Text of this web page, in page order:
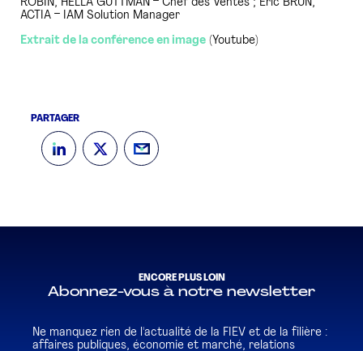
ROBIN, HELLA GUTTMAN – Chef des Ventes ; Eric BRUN,
ACTIA – IAM Solution Manager
Extrait de la conférence en image (Youtube)
PARTAGER
ENCORE PLUS LOIN
Abonnez-vous à notre newsletter
Ne manquez rien de l'actualité de la FIEV et de la filière :
affaires publiques, économie et marché, relations